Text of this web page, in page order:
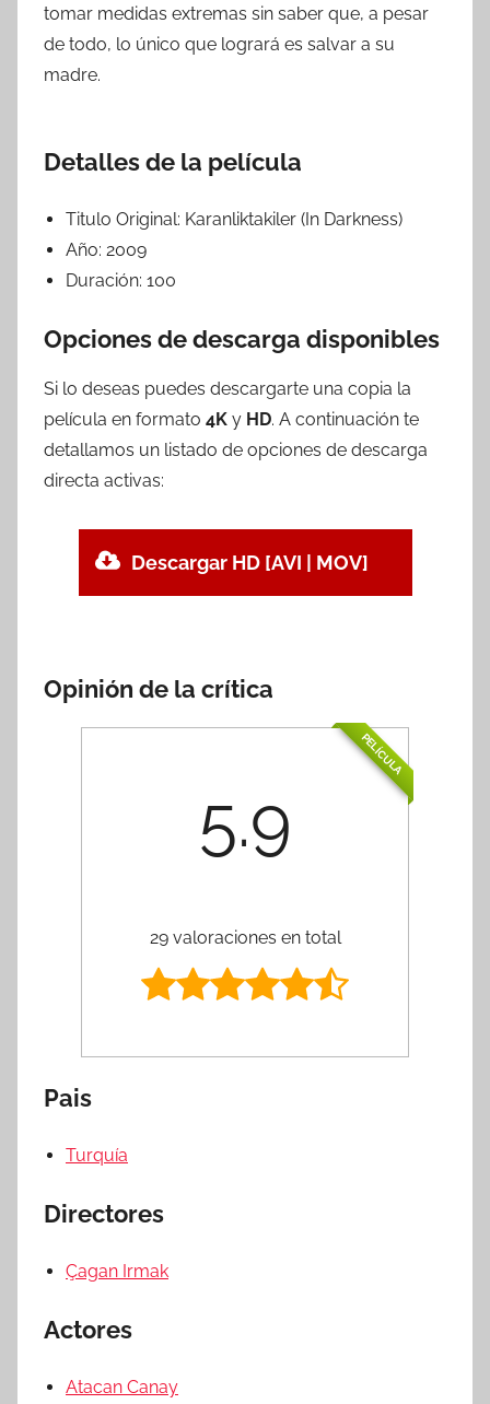
tomar medidas extremas sin saber que, a pesar
de todo, lo único que logrará es salvar a su
madre.
Detalles de la película
Titulo Original: Karanliktakiler (In Darkness)
Año: 2009
Duración: 100
Opciones de descarga disponibles
Si lo deseas puedes descargarte una copia la
película en formato 4K y HD. A continuación te
detallamos un listado de opciones de descarga
directa activas:
Descargar HD [AVI | MOV]
Opinión de la crítica
PELÍCULA
5.9
29 valoraciones en total
Pais
Turquía
Directores
Çagan Irmak
Actores
Atacan Canay